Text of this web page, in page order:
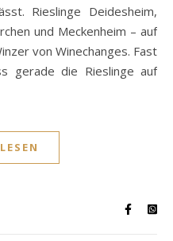
Rieslinge Deidesheim,
und Meckenheim – auf
von Winechanges. Fast
gerade die Rieslinge auf